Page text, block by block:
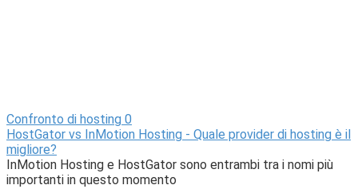
Confronto di hosting 0
HostGator vs InMotion Hosting - Quale provider di hosting è il
migliore?
InMotion Hosting e HostGator sono entrambi tra i nomi più
importanti in questo momento